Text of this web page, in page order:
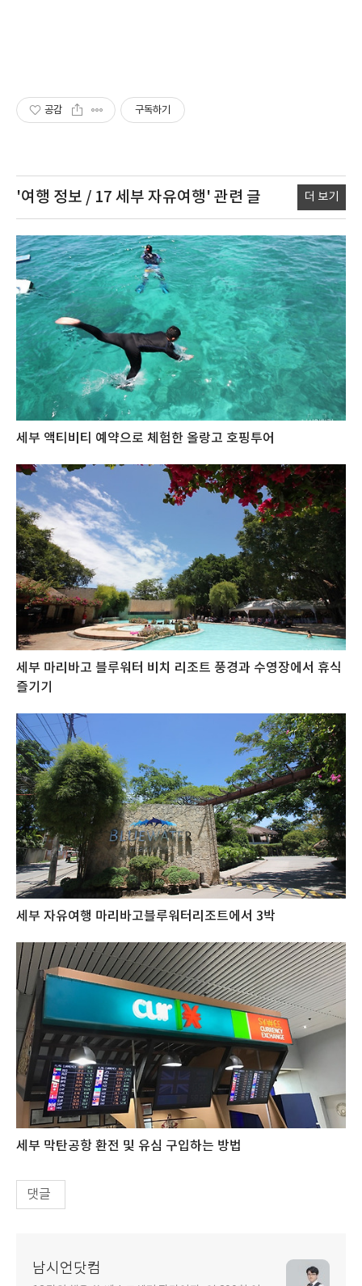
공감 구독하기
'여행 정보 / 17 세부 자유여행' 관련 글 더 보기
세부 액티비티 예약으로 체험한 올랑고 호핑투어
세부 마리바고 블루워터 비치 리조트 풍경과 수영장에서 휴식
즐기기
세부 자유여행 마리바고블루워터리조트에서 3박
세부 막탄공항 환전 및 유심 구입하는 방법
댓글
남시언닷컴